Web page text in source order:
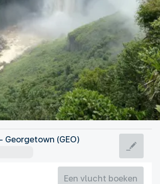
26°C
Georgetown (GEO)
Een vlucht boeken